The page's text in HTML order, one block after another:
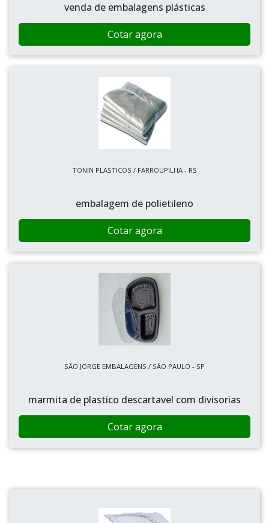
venda de embalagens plásticas
Cotar agora
TONIN PLASTICOS / FARROUPILHA - RS
embalagem de polietileno
Cotar agora
SÃO JORGE EMBALAGENS / SÃO PAULO - SP
marmita de plastico descartavel com divisorias
Cotar agora